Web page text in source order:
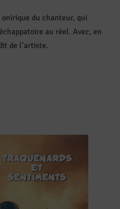
onirique du chanteur, qui
au réel. Avec, en
de l’artiste.